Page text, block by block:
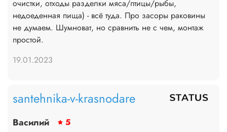
очистки, отходы разделки мяса/птицы/рыбы,
недоеденная пища) - всё туда. Про засоры раковины
не думаем. Шумноват, но сравнить не с чем, монтаж
простой.
19.01.2023
santehnika-v-krasnodare
Василий
5